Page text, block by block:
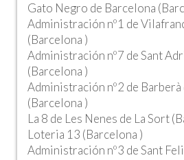
Gato Negro de Barcelona
Administración nº1 de
(Barcelona )
Administración nº7 de Sant
(Barcelona )
Administración nº2 de Barberà
(Barcelona )
La 8 de Les Nenes de La Sort
Loteria 13 (Barcelona )
Administración nº3 de Sant